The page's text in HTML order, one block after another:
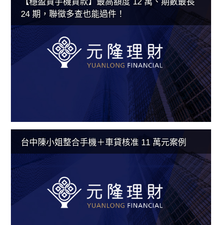
【穩盈貸手機貸款】最高額度 12 萬、期數最長
24 期，聯徵多查也能過件！
台中陳小姐整合手機＋車貸核准 11 萬元案例